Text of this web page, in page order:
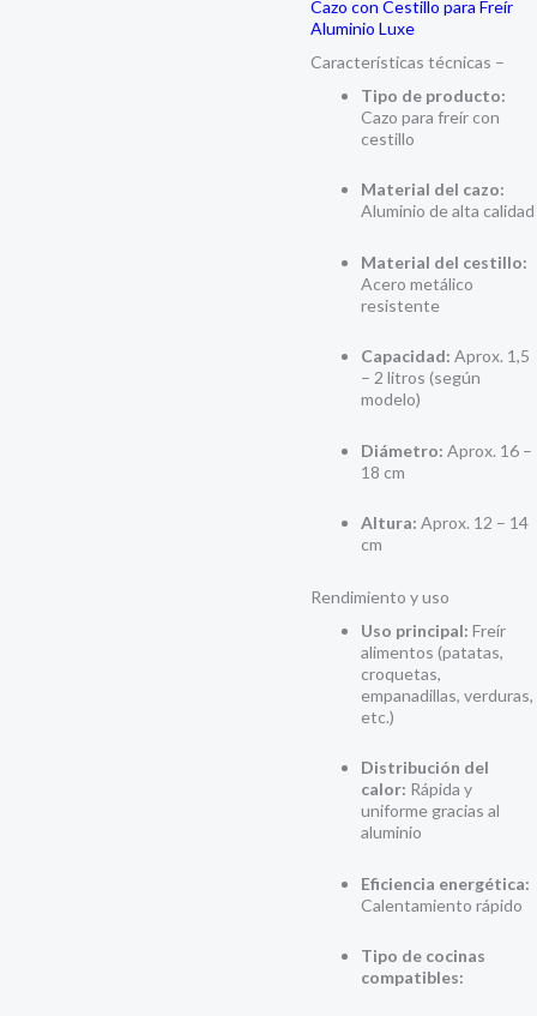
Cazo con Cestillo para Freír
Aluminio Luxe
Características técnicas –
Tipo de producto:
Cazo para freír con
cestillo
Material del cazo:
Aluminio de alta calidad
Material del cestillo:
Acero metálico
resistente
Capacidad: Aprox. 1,5
– 2 litros (según
modelo)
Diámetro: Aprox. 16 –
18 cm
Altura: Aprox. 12 – 14
cm
Rendimiento y uso
Uso principal: Freír
alimentos (patatas,
croquetas,
empanadillas, verduras,
etc.)
Distribución del
calor: Rápida y
uniforme gracias al
aluminio
Eficiencia energética:
Calentamiento rápido
Tipo de cocinas
compatibles: